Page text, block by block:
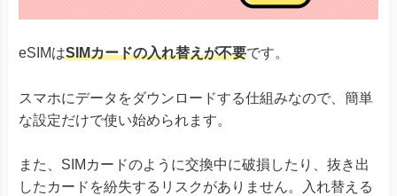
eSIMはSIMカードの入れ替えが不要です。
スマホにデータをダウンロードする仕組みなので、簡単
な設定だけで使い始められます。
また、SIMカードのように交換中に破損したり、抜き出
したカードを紛失するリスクがありません。入れ替える